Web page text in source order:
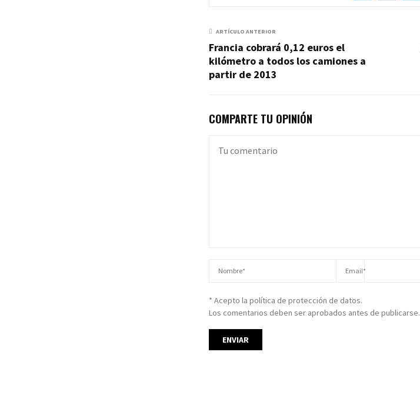
ARTÍCULO ANTERIOR
Francia cobrará 0,12 euros el
kilómetro a todos los camiones a
partir de 2013
COMPARTE TU OPINIÓN
* Acepto la política de protección de datos.
Los comentarios deben ser aprobados antes de publicarse.